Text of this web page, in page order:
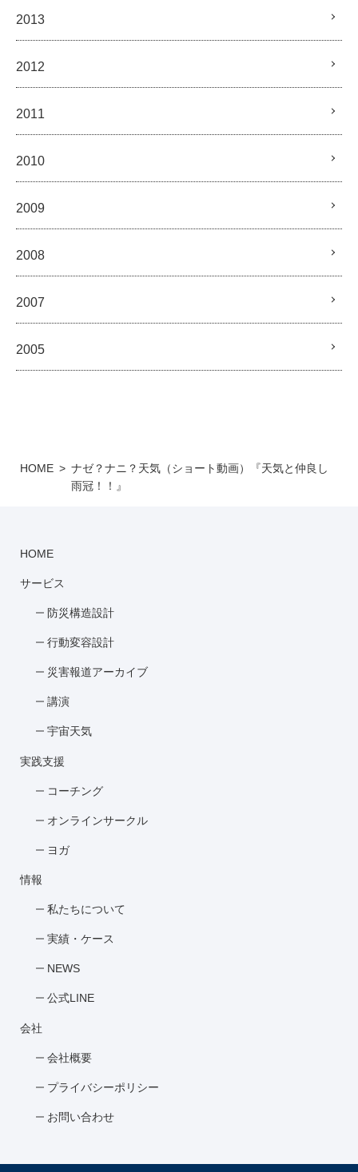
2013
2012
2011
2010
2009
2008
2007
2005
HOME
ナゼ？ナニ？天気（ショート動画）『天気と仲良し
雨冠！！』
HOME
サービス
防災構造設計
行動変容設計
災害報道アーカイブ
講演
宇宙天気
実践支援
コーチング
オンラインサークル
ヨガ
情報
私たちについて
実績・ケース
NEWS
公式LINE
会社
会社概要
プライバシーポリシー
お問い合わせ